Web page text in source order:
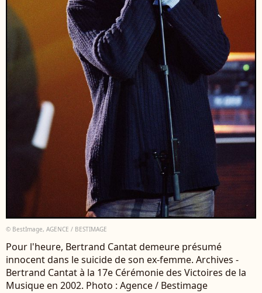
© BestImage, AGENCE / BESTIMAGE
Pour l'heure, Bertrand Cantat demeure présumé
innocent dans le suicide de son ex-femme. Archives -
Bertrand Cantat à la 17e Cérémonie des Victoires de la
Musique en 2002. Photo : Agence / Bestimage